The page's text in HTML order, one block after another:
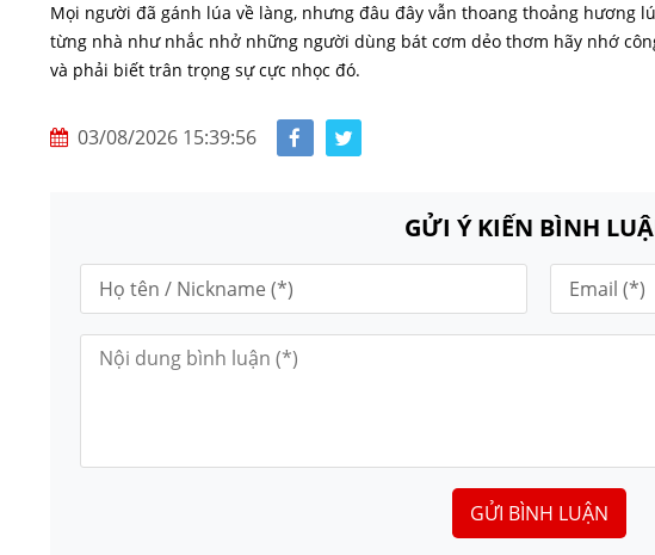
Mọi người đã gánh lúa về làng, nhưng đâu đây vẫn thoang thoảng hương
từng nhà như nhắc nhở những người dùng bát cơm dẻo thơm hãy nhớ
và phải biết trân trọng sự cực nhọc đó.
03/08/2026 15:39:56
GỬI Ý KIẾN BÌNH
GỬI BÌNH LUẬN